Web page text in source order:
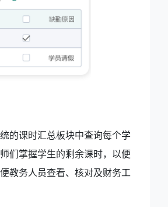
的课时汇总板块中查询每个学
们掌握学生的剩余课时，以便
教务人员查看、核对及财务工